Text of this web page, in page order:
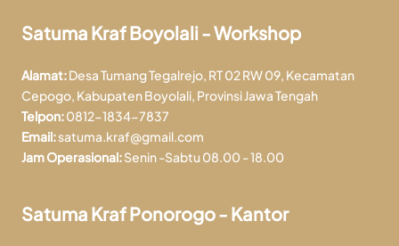
Satuma Kraf Boyolali - Workshop
Alamat:Desa Tumang Tegalrejo, RT 02 RW 09, Kecamatan
Cepogo, Kabupaten Boyolali, Provinsi Jawa Tengah
Telpon:0812-1834-7837
Email:satuma.kraf@gmail.com
Jam Operasional:Senin -Sabtu 08.00 - 18.00
Satuma Kraf Ponorogo - Kantor